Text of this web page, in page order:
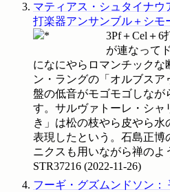
マティアス・シュタイナウ
打楽器アンサンブル＋シモ
3Pf＋Cel＋6
が連なって
になにやらロマンチックな
ン・ラングの「オルブス
盤の低音がモゴモゴしなが
す。サルヴァトーレ・シャ
き」は松の枝やら皮やら
表現したという。石島正博
ニクスも用いながら禅のよ
STR37216 (2022-11-26)
フーギ・グズムンドソン ：